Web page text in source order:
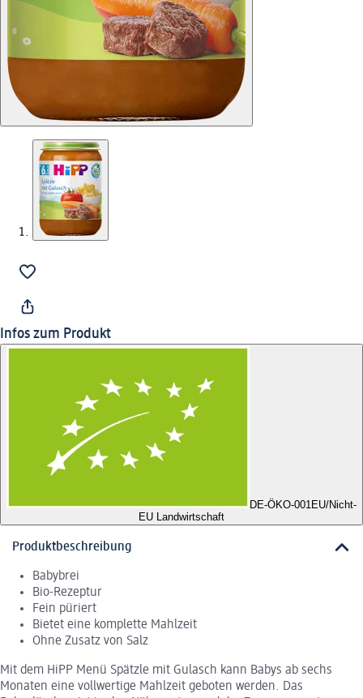
Infos zum Produkt
DE-ÖKO-001 EU/Nicht-
EU Landwirtschaft
Produktbeschreibung
Babybrei
Bio-Rezeptur
Fein püriert
Bietet eine komplette Mahlzeit
Ohne Zusatz von Salz
Mit dem HiPP Menü Spätzle mit Gulasch kann Babys ab sechs
Monaten eine vollwertige Mahlzeit geboten werden. Das